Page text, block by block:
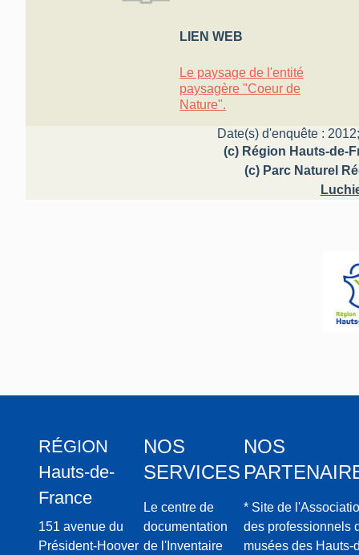
LIEN WEB
Le paysage de l'entité
paysagère "Coeur de
Nature".
Date(s) d'enquête :
(c) Région Hauts-de-
(c) Parc Naturel
RÉGION
Hauts-de-
France
151 avenue du
Président-Hoover
NOS
SERVICES
Le centre de
documentation
de l'Inventaire
NOS
* Site de
des professionnels
musées des Hauts-